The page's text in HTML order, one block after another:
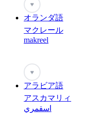
♥
オランダ語
マクレール
makreel
♥
アラビア語
アスカマリィ
اسقمري